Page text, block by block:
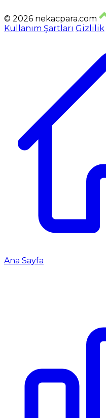
© 2026 nekacpara.com
Kullanım Şartları Gizlilik
Ana Sayfa